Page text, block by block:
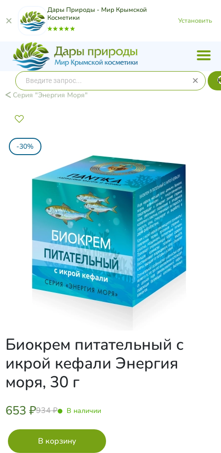
Дары Природы - Мир Крымской
Косметики
Установить
Серия "Энергия Моря"
-30%
Биокрем питательный с
икрой кефали Энергия
моря, 30 г
653 ₽934 ₽ В наличии